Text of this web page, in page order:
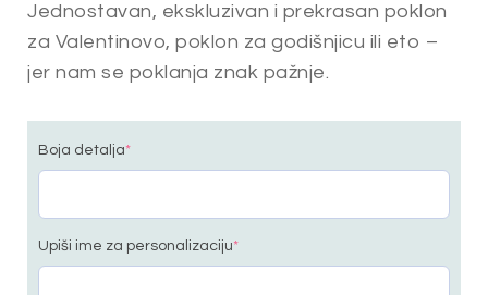
Jednostavan, ekskluzivan i prekrasan poklon
za Valentinovo, poklon za godišnjicu ili eto –
jer nam se poklanja znak pažnje.
Boja detalja*
Upiši ime za personalizaciju*